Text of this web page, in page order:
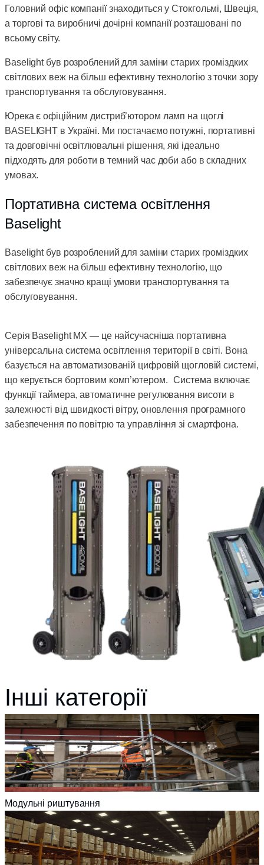
Головний офіс компанії знаходиться у Стокгольмі, Швеція,
а торгові та виробничі дочірні компанії розташовані по
всьому світу.
Baselight був розроблений для заміни старих громіздких
світлових веж на більш ефективну технологію з точки зору
транспортування та обслуговування.
Юрека є офіційним дистриб’ютором ламп на щоглі
BASELIGHT в Україні. Ми постачаємо потужні, портативні
та довговічні освітлювальні рішення, які ідеально
підходять для роботи в темний час доби або в складних
умовах.
Портативна система освітлення
Baselight
Baselight був розроблений для заміни старих громіздких
світлових веж на більш ефективну технологію, що
забезпечує значно кращі умови транспортування та
обслуговування.
Серія Baselight MX — це найсучасніша портативна
універсальна система освітлення території в світі. Вона
базується на автоматизованій цифровій щогловій системі,
що керується бортовим комп’ютером. Система включає
функції таймера, автоматичне регулювання висоти в
залежності від швидкості вітру, оновлення програмного
забезпечення по повітрю та управління зі смартфона.
Інші категорії
Модульні риштування